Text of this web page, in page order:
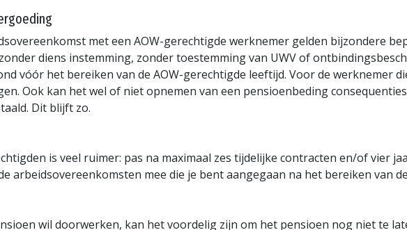
met een AOW-gerechtigde werknemer gelden bijzondere
diens instemming, zonder toestemming van UWV of
vóór het bereiken van de AOW-gerechtigde leeftijd. Voor de werknemer
Ook kan het wel of niet opnemen van een pensioenbeding
Dit blijft zo.
is veel ruimer: pas na maximaal zes tijdelijke contracten en/of vier
arbeidsovereenkomsten mee die je bent aangegaan na het bereiken van
wil doorwerken, kan het voordelig zijn om het pensioen nog niet te